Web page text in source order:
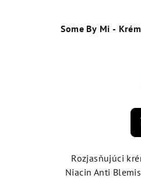
Some By Mi -
Rozjasňujúci
Niacin Anti